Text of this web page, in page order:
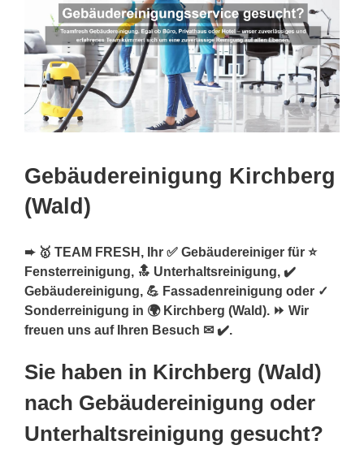
Gebäudereinigung Kirchberg
(Wald)
➨ 🥇 TEAM FRESH, Ihr ✅ Gebäudereiniger für ⭐
Fensterreinigung, 🔝 Unterhaltsreinigung, ✔️
Gebäudereinigung, 💪 Fassadenreinigung oder ✓
Sonderreinigung in 🌍 Kirchberg (Wald). ⏩ Wir
freuen uns auf Ihren Besuch ✉ ✔️.
Sie haben in Kirchberg (Wald)
nach Gebäudereinigung oder
Unterhaltsreinigung gesucht?